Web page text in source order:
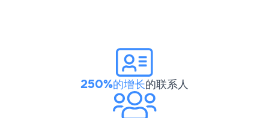
250%的增长的联系人